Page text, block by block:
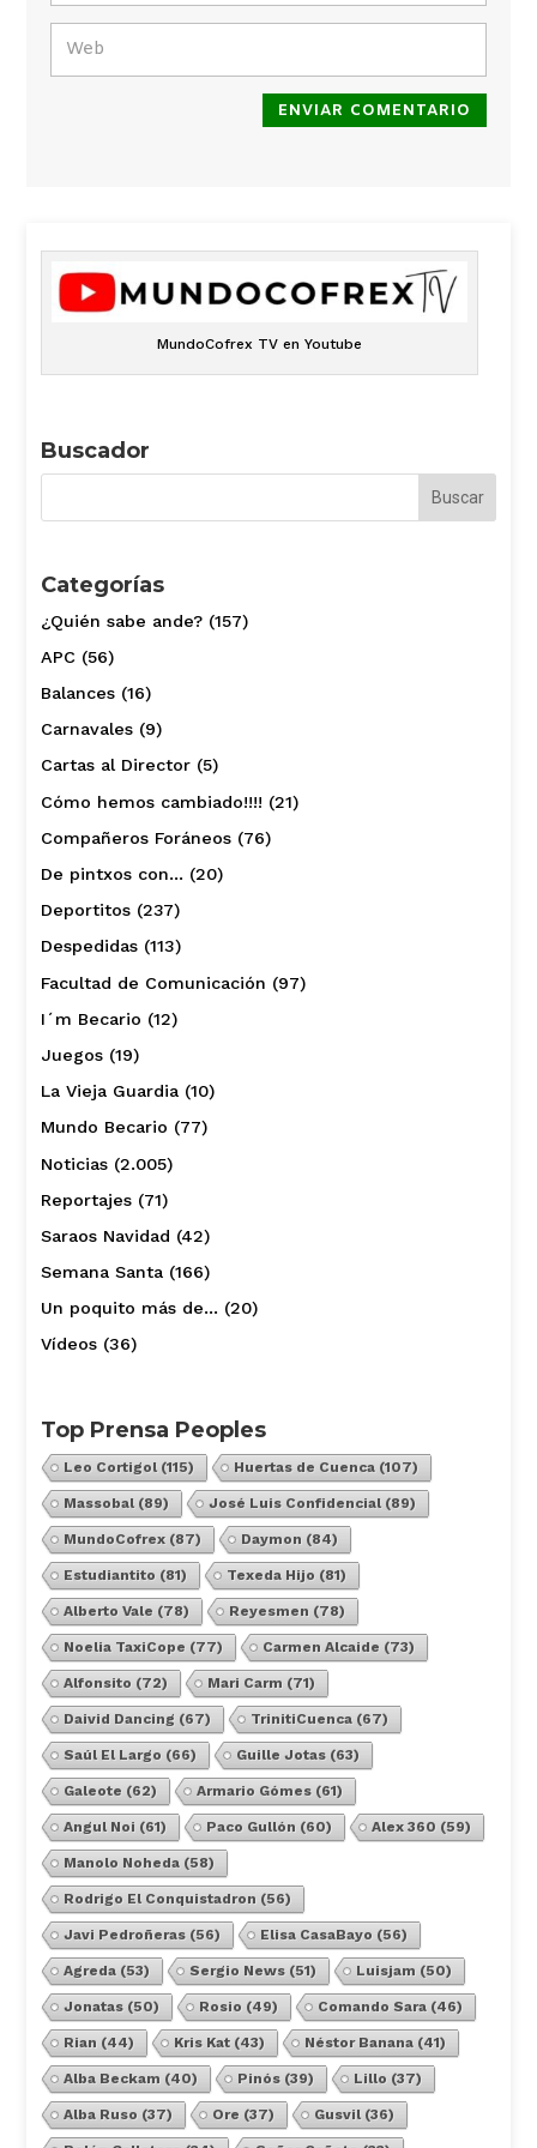
ENVIAR COMENTARIO
MundoCofrex TV en Youtube
Buscador
Categorías
¿Quién sabe ande?(157)
APC(56)
Balances(16)
Carnavales(9)
Cartas al Director(5)
Cómo hemos cambiado!!!! (21)
Compañeros Foráneos(76)
De pintxos con… (20)
Deportitos(237)
Despedidas(113)
Facultad de Comunicación (97)
I´m Becario (12)
Juegos(19)
La Vieja Guardia(10)
Mundo Becario (77)
Noticias(2.005)
Reportajes(71)
Saraos Navidad (42)
Semana Santa(166)
Un poquito más de… (20)
Vídeos(36)
Top Prensa Peoples
Leo Cortigol(115) Huertas de Cuenca(107)
Massobal(89) José Luis Confidencial(89)
MundoCofrex(87) Daymon (84)
Estudiantito (81) Texeda Hijo (81)
Alberto Vale (78) Reyesmen (78)
Noelia TaxiCope (77) Carmen Alcaide (73)
Alfonsito (72) Mari Carm (71)
Daivid Dancing (67) TrinitiCuenca(67)
Saúl El Largo (66) Guille Jotas(63)
Galeote (62) Armario Gómes(61)
Angul Noi (61) Paco Gullón (60) Alex 360 (59)
Manolo Noheda(58)
Rodrigo El Conquistadron (56)
Javi Pedroñeras(56) Elisa CasaBayo (56)
Agreda(53) Sergio News(51) Luisjam (50)
Jonatas(50) Rosio (49) Comando Sara(46)
Rian (44) Kris Kat(43) Néstor Banana(41)
Alba Beckam (40) Pinós(39) Lillo (37)
Alba Ruso (37) Ore (37) Gusvil(36)